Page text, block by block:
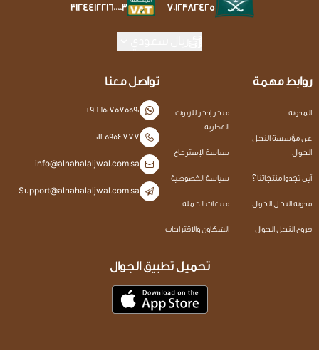
7012382425
312441221600003
روابط مهمة
المدونة
عن مؤسسة النحل
الجوال
أين تجدوا منتجاتنا ؟
مدونة النحل الجوال
فروع النحل الجوال
متجر إذخر للزيوت
العطرية
سياسة الإسترجاع
سياسة الخصوصية
مبيعات الجملة
الشكاوى والاقتراحات
تواصل معنا
+966507575590
0125954777
info@alnahalaljwal.com.sa
Support@alnahalaljwal.com.sa
تحميل تطبيق الجوال